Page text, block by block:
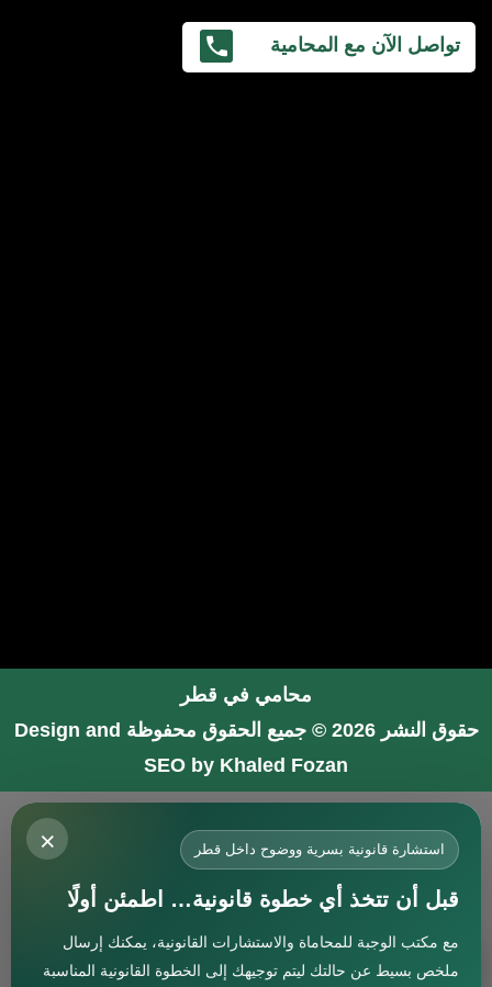
تواصل الآن مع المحامية
محامي في قطر
حقوق النشر 2026 © جميع الحقوق محفوظة
Design and
SEO by Khaled Fozan
استشارة
× استشارة قانونية بسرية ووضوح داخل قطر
قبل أن تتخذ أي خطوة قانونية… اطمئن أولًا
مع مكتب الوجبة للمحاماة والاستشارات القانونية، يمكنك إرسال
ملخص بسيط عن حالتك ليتم توجيهك إلى الخطوة القانونية المناسبة
محامي في جدة
محامي في الرياض شاطر
محامي في المدينة المنورة
المحامي صنيتان السبيعي
افضل محامي في جدة